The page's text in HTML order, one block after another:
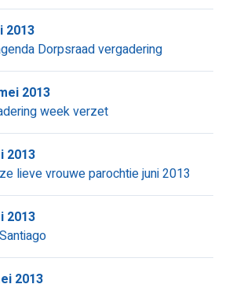
Dorpsraad vergadering
2013
week verzet
2013
lieve vrouwe parochtie juni 2013
2013
2013
2013